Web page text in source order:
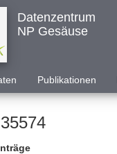
Datenzentrum
NP Gesäuse
Publikationen